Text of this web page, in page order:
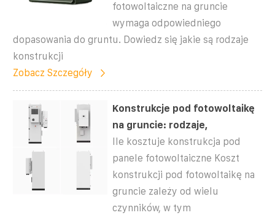
fotowoltaiczne na gruncie
wymaga odpowiedniego
dopasowania do gruntu. Dowiedz się jakie są rodzaje
konstrukcji
Zobacz Szczegóły
Konstrukcje pod fotowoltaikę
na gruncie: rodzaje,
Ile kosztuje konstrukcja pod
panele fotowoltaiczne Koszt
konstrukcji pod fotowoltaikę na
gruncie zależy od wielu
czynników, w tym